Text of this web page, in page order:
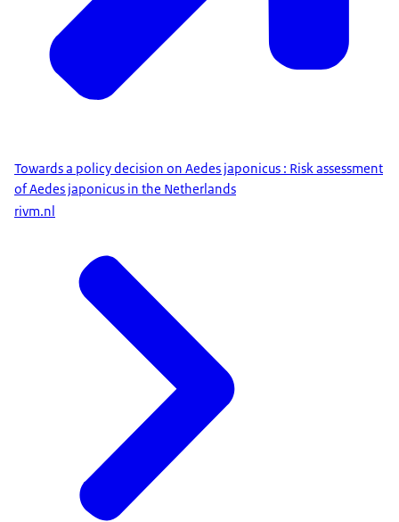
Towards a policy decision on Aedes japonicus : Risk assessment
of Aedes japonicus in the Netherlands
rivm.nl